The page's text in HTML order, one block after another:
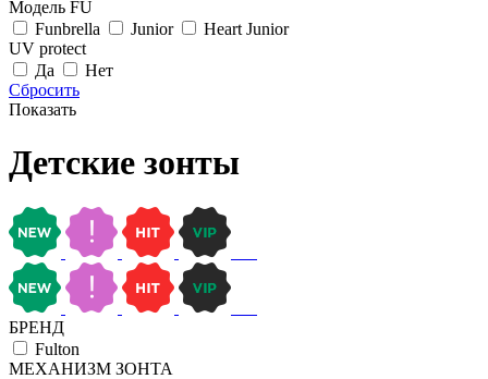
Модель FU
Funbrella
Junior
Heart Junior
UV protect
Да
Нет
Сбросить
Показать
Детские зонты
БРЕНД
Fulton
МЕХАНИЗМ ЗОНТА